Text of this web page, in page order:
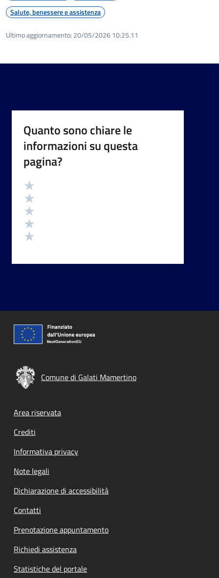
Salute, benessere e assistenza
Ultimo aggiornamento: 20/05/2026 10:25.11
Quanto sono chiare le
informazioni su questa
pagina?
Valutazione
Comune di Galati Mamertino
Footer menu
Area riservata
Crediti
Informativa privacy
Note legali
Dichiarazione di accessibilità
Contatti
Prenotazione appuntamento
Richiedi assistenza
Statistiche del portale